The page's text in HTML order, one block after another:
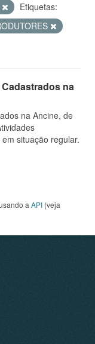
Etiquetas:
na
na Ancine, de
situação regular.
a API (veja